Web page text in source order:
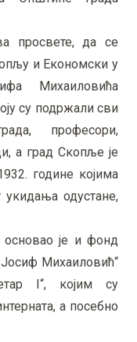
просвете, да се
и Економски у
Михаиловића
су подржали сви
професори,
а град Скопље је
године којима
одустане,
основао је и фонд
Михаиловић“
I“, којим су
а посебно